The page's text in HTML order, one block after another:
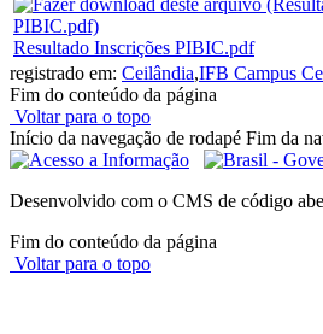
Resultado Inscrições PIBIC.pdf
registrado em: Ceilândia,IFB Campus
Fim do conteúdo da página
Voltar para o topo
Início da navegação de rodapé Fim da
Desenvolvido com o CMS de código
Fim do conteúdo da página
Voltar para o topo